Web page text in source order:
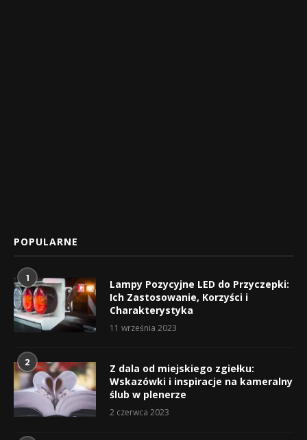
POPULARNE
1
Lampy Pozycyjne LED do Przyczepki:
Ich Zastosowanie, Korzyści i
Charakterystyka
11 września 2023
2
Z dala od miejskiego zgiełku:
Wskazówki i inspiracje na kameralny
ślub w plenerze
2 czerwca 2023